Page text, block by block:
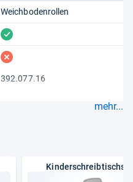
Weichbodenrollen
vorhanden
fehlt
392.077.16
mehr...